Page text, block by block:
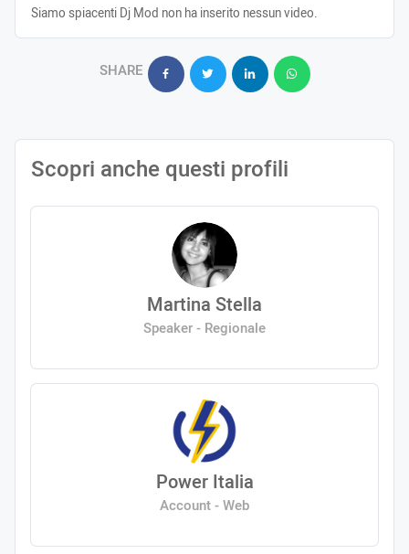
Siamo spiacenti Dj Mod non ha inserito nessun video.
SHARE
Scopri anche questi profili
Martina Stella
Speaker - Regionale
Power Italia
Account - Web